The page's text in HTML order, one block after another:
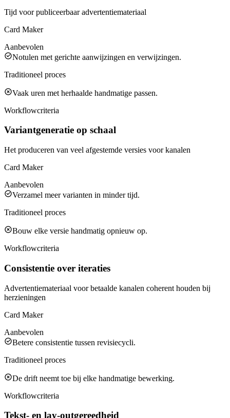
Tijd voor publiceerbaar advertentiemateriaal
Card Maker
Aanbevolen
Notulen met gerichte aanwijzingen en verwijzingen.
Traditioneel proces
Vaak uren met herhaalde handmatige passen.
Workflowcriteria
Variantgeneratie op schaal
Het produceren van veel afgestemde versies voor kanalen
Card Maker
Aanbevolen
Verzamel meer varianten in minder tijd.
Traditioneel proces
Bouw elke versie handmatig opnieuw op.
Workflowcriteria
Consistentie over iteraties
Advertentiemateriaal voor betaalde kanalen coherent houden bij
herzieningen
Card Maker
Aanbevolen
Betere consistentie tussen revisiecycli.
Traditioneel proces
De drift neemt toe bij elke handmatige bewerking.
Workflowcriteria
Tekst- en lay-outgereedheid